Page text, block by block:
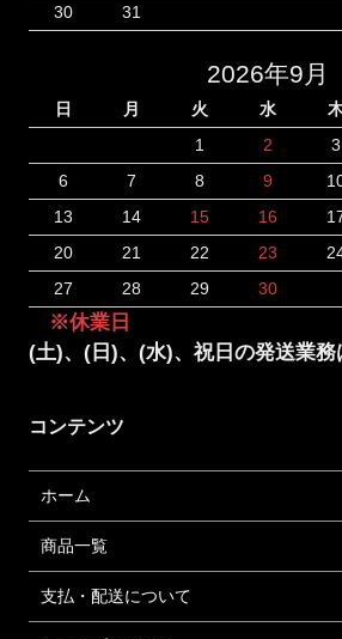
30
31
2026年9月
日 月 火 水
1
2 3
6
7 8 9
13
14 15 16
20
21 22 23
27
28 29 30
※休業日
(土)、(日)、(水)、祝日の発送業務
コンテンツ
ホーム
商品一覧
支払・配送について